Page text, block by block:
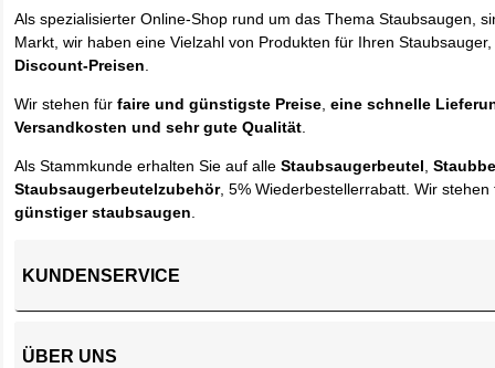
Als spezialisierter Online-Shop rund um das Thema Staubsaugen,
Markt, wir haben eine Vielzahl von Produkten für Ihren
Discount-Preisen.
Wir stehen fürfaire und günstigste Preise,eine schnelle
Versandkosten und sehr gute Qualität.
Als Stammkunde erhalten Sie auf alleStaubsaugerbeutel,
Staubsaugerbeutelzubehör, 5% Wiederbestellerrabatt. Wir
günstiger staubsaugen.
KUNDENSERVICE
ÜBER UNS